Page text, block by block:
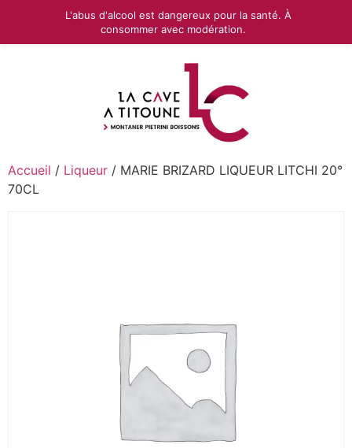
Accueil / Liqueur / MARIE BRIZARD LIQUEUR LITCHI 20°
70CL
L'abus d'alcool est dangereux pour la santé. À
consommer avec modération.